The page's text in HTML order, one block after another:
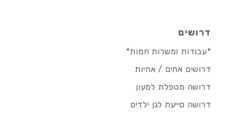
דרושים
*עבודות ומשרות חמות*
דרושים אחים / אחיות
דרושה מטפלת למעון
דרושה סייעת לגן ילדים